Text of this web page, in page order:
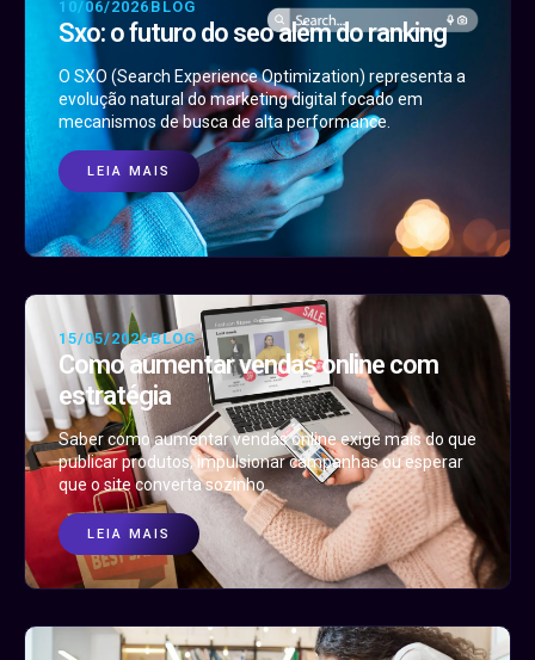
10/06/2026 BLOG
Sxo: o futuro do seo além do ranking
O SXO (Search Experience Optimization) representa a
evolução natural do marketing digital focado em
mecanismos de busca de alta performance.
LEIA MAIS
15/05/2026BLOG
Como aumentar vendas online com
estratégia
Saber como aumentar vendas online exige mais do que
publicar produtos, impulsionar campanhas ou esperar
que o site converta sozinho.
LEIA MAIS